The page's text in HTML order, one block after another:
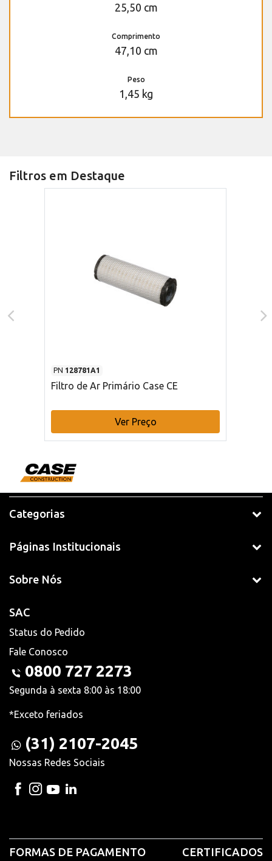
25,50 cm
Comprimento
47,10 cm
Peso
1,45 kg
Filtros em Destaque
PN 128781A1
Filtro de Ar Primário Case CE
Ver Preço
Categorias
Páginas Institucionais
Sobre Nós
SAC
Status do Pedido
Fale Conosco
0800 727 2273
Segunda à sexta 8:00 às 18:00
*Exceto feriados
(31) 2107-2045
Nossas Redes Sociais
FORMAS DE PAGAMENTO CERTIFICADOS